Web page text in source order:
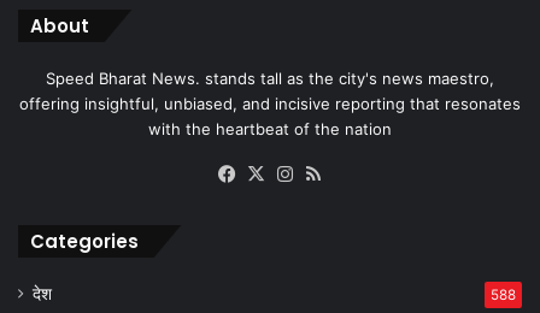
About
Speed Bharat News. stands tall as the city's news maestro,
offering insightful, unbiased, and incisive reporting that resonates
with the heartbeat of the nation
Facebook
X Instagram
Categories
देश 588